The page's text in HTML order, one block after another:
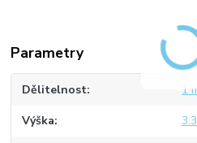
Parametry
Dělitelnost 1
Výška